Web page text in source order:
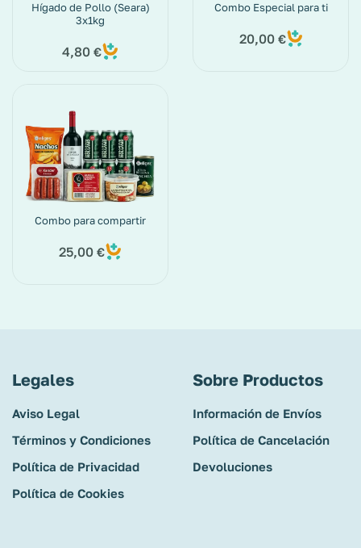
Hígado de Pollo (Seara)
3x1kg
4,80 €
Combo Especial para ti
20,00 €
Combo para compartir
25,00 €
Legales
Aviso Legal
Términos y Condiciones
Política de Privacidad
Política de Cookies
Sobre Productos
Información de Envíos
Política de Cancelación
Devoluciones